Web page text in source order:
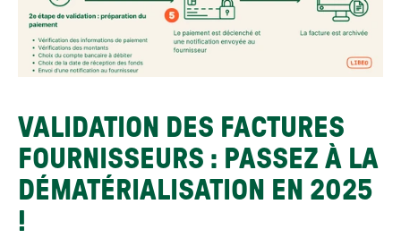
VALIDATION DES FACTURES
FOURNISSEURS : PASSEZ À LA
DÉMATÉRIALISATION EN 2025
!